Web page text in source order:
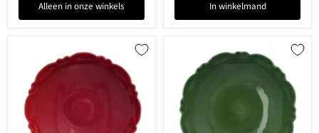
Alleen in onze winkels In winkelmand